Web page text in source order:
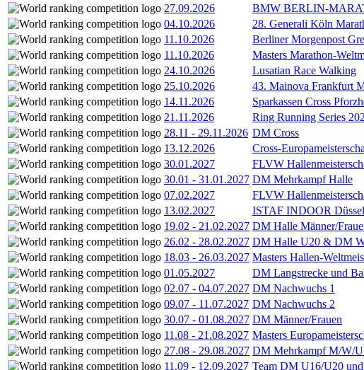
27.09.2026
BMW BERLIN-
04.10.2026
28. Generali Köln
11.10.2026
Berliner Morgenpost
11.10.2026
Masters Marathon-
24.10.2026
Lusatian Race Walking
25.10.2026
43. Mainova Frankfurt
14.11.2026
Sparkassen Cross
21.11.2026
Ring Running Series
28.11 - 29.11.2026 DM Cross
13.12.2026
Cross-
30.01.2027
FLVW
30.01 - 31.01.2027 DM Mehrkampf Halle
07.02.2027
FLVW
13.02.2027
ISTAF INDOOR
19.02 - 21.02.2027 DM Halle Männer/
26.02 - 28.02.2027 DM Halle U20 & DM
18.03 - 26.03.2027 Masters Hallen-
01.05.2027
DM Langstrecke und
02.07 - 04.07.2027 DM Nachwuchs 1
09.07 - 11.07.2027 DM Nachwuchs 2
30.07 - 01.08.2027 DM Männer/Frauen
11.08 - 21.08.2027 Masters
27.08 - 29.08.2027 DM Mehrkampf M/W/
11.09 - 12.09.2027 Team DM U16/U20 und